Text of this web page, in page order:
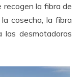
recogen la fibra de
cosecha, la fibra
desmotadoras